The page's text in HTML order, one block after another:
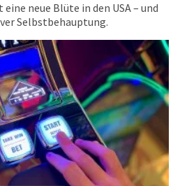
neue Blüte in den USA – und
Selbstbehauptung.